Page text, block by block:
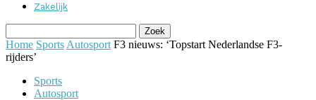
Zakelijk
Home Sports Autosport F3 nieuws: ‘Topstart Nederlandse F3-
rijders’
Sports
Autosport